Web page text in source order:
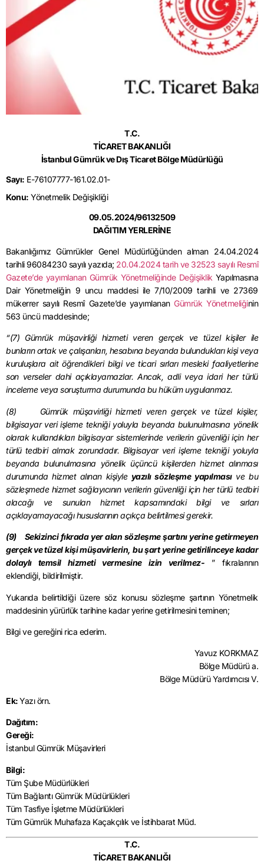
T.C.
TİCARET BAKANLIĞI
İstanbul Gümrük ve Dış Ticaret Bölge Müdürlüğü
Sayı: E-76107777-161.02.01-
Konu: Yönetmelik Değişikliği
09.05.2024/96132509
DAĞITIM YERLERİNE
Bakanlığımız Gümrükler Genel Müdürlüğünden alman 24.04.2024
tarihli 96084230 sayılı yazıda; 20.04.2024 tarih ve 32523 sayılı Resmî
Gazete’de yayımlanan Gümrük Yönetmeliğinde Değişiklik Yapılmasına
Dair Yönetmeliğin 9 uncu maddesi ile 7/10/2009 tarihli ve 27369
mükerrer sayılı Resmî Gazete’de yayımlananGümrük Yönetmeliğinin
563 üncü maddesinde;
“(7) Gümrük müşavirliği hizmeti veren gerçek ve tüzel kişiler ile
bunların ortak ve çalışanları, hesabına beyanda bulundukları kişi veya
kuruluşlara ait öğrendikleri bilgi ve ticari sırları mesleki faaliyetlerine
son verseler dahi açıklayamazlar. Ancak, adli veya idari her türlü
inceleme veya soruşturma durumunda bu hüküm uygulanmaz.
(8) Gümrük müşavirliği hizmeti veren gerçek ve tüzel kişiler,
bilgisayar veri işleme tekniği yoluyla beyanda bulunulmasına yönelik
olarak kullandıkları bilgisayar sistemlerinde verilerin güvenliği için her
türlü tedbiri almak zorundadır. Bilgisayar veri işleme tekniği yoluyla
beyanda bulunulmasına yönelik üçüncü kişilerden hizmet alınması
durumunda hizmet alınan kişiyle yazılı sözleşme yapılmasıve bu
sözleşmede hizmet sağlayıcının verilerin güvenliği için her türlü tedbiri
alacağı ve sunulan hizmet kapsamındaki bilgi ve sırları
açıklayamayacağı hususlarının açıkça belirtilmesi gerekir.
(9) Sekizinci fıkrada yer alan sözleşme şartını yerine getirmeyen
gerçek ve tüzel kişi müşavirlerin, bu şart yerine getirilinceye kadar
dolaylı temsil hizmeti vermesine izin verilmez- ” fıkralarının
eklendiği, bildirilmiştir.
Yukarıda belirtildiği üzere söz konusu sözleşme şartının Yönetmelik
maddesinin yürürlük tarihine kadar yerine getirilmesini teminen;
Bilgi ve gereğini rica ederim.
Yavuz KORKMAZ
Bölge Müdürü a.
Bölge Müdürü Yardımcısı V.
Ek:Yazı örn.
Dağıtım:
Gereği:
İstanbul Gümrük Müşavirleri
Bilgi:
Tüm Şube Müdürlükleri
Tüm Bağlantı Gümrük Müdürlükleri
Tüm Tasfiye İşletme Müdürlükleri
Tüm Gümrük Muhafaza Kaçakçılık ve İstihbarat Müd.
T.C.
TİCARET BAKANLIĞI